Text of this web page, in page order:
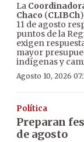
La
Chaco (CLIBCh
11 de agosto
puntos de la
exigen
mayor
indígenas y
Agosto 10, 2026
Política
Preparan
de agosto